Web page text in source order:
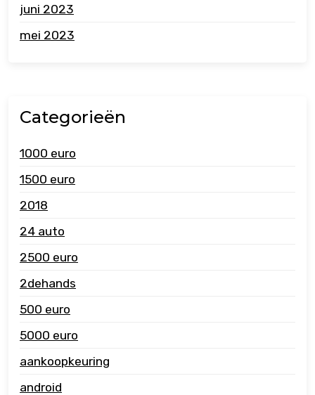
juni 2023
mei 2023
Categorieën
1000 euro
1500 euro
2018
24 auto
2500 euro
2dehands
500 euro
5000 euro
aankoopkeuring
android